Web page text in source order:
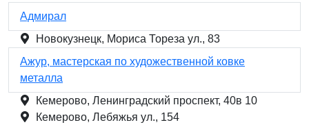
Адмирал
Новокузнецк, Мориса Тореза ул., 83
Ажур, мастерская по художественной ковке
металла
Кемерово, Ленинградский проспект, 40в 10
Кемерово, Лебяжья ул., 154